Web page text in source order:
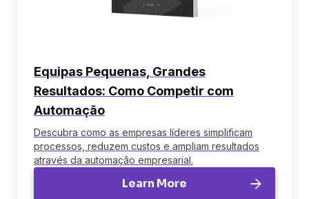
Equipas Pequenas, Grandes
Resultados: Como Competir com
Automação
Descubra como as empresas líderes simplificam
processos, reduzem custos e ampliam resultados
através da automação empresarial.
Learn More